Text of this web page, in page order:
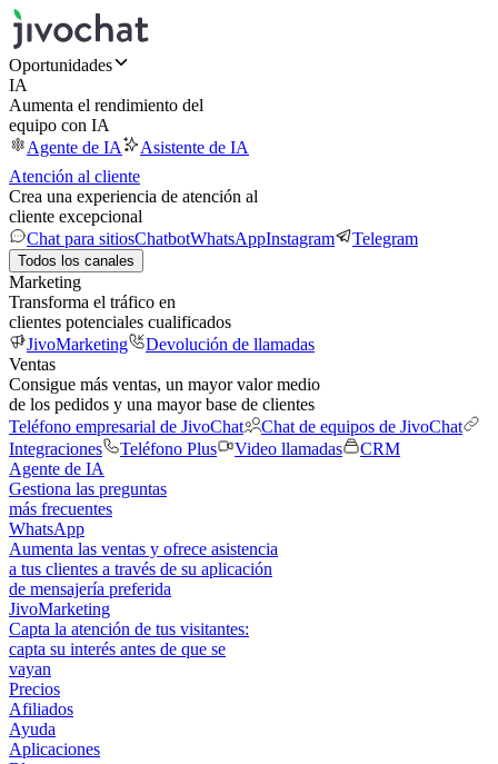
Oportunidades
IA
Aumenta el rendimiento del
equipo con IA
Agente de IA
Asistente de IA
Atención al cliente
Crea una experiencia de atención al
cliente excepcional
Chat para sitiosChatbotWhatsAppInstagram Telegram
Todos los canales
Marketing
Transforma el tráfico en
clientes potenciales cualificados
JivoMarketing
Devolución de llamadas
Ventas
Consigue más ventas, un mayor valor medio
de los pedidos y una mayor base de clientes
Teléfono empresarial de JivoChat
Chat de equipos de JivoChat
Integraciones
Teléfono Plus Video llamadas
CRM
Agente de IA
Gestiona las preguntas
más frecuentes
WhatsApp
Aumenta las ventas y ofrece asistencia
a tus clientes a través de su aplicación
de mensajería preferida
JivoMarketing
Capta la atención de tus visitantes:
capta su interés antes de que se
vayan
Precios
Afiliados
Ayuda
Aplicaciones